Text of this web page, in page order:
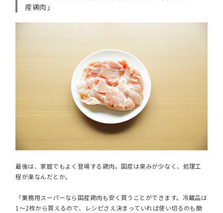
産鶏肉」
最後は、家庭でもよく登場する鶏肉。国産は臭みが少なく、処理工
程が楽なんだとか。
「業務用スーパーなら国産鶏肉も安く買うことができます。冷蔵品は
1〜2枚から買えるので、レシピさえ決まっていれば使い切るのも簡